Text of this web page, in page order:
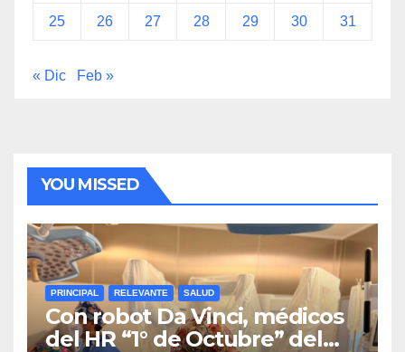
25 26 27 28 29 30 31
« Dic Feb »
YOU MISSED
PRINCIPAL RELEVANTE SALUD
Con robot Da Vinci, médicos
del HR “1° de Octubre” del